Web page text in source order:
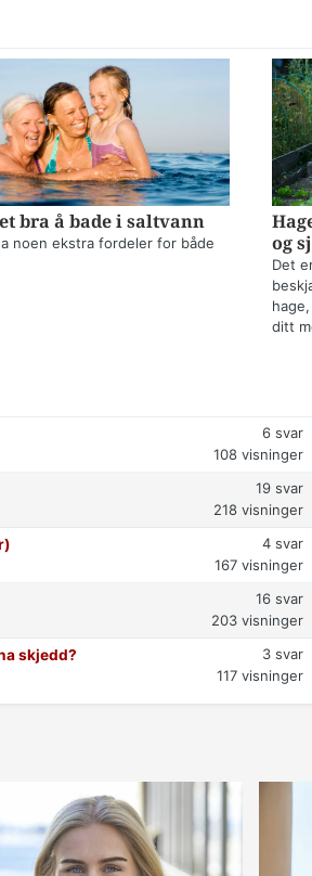
bra å bade i saltvann
noen ekstra fordeler for både
og
Det
ditt
6 svar
108 visninger
19 svar
218 visninger
4 svar
167 visninger
16 svar
203 visninger
skjedd?
3 svar
117 visninger